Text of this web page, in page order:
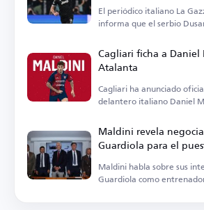
El periódico italiano La
informa que el serbio
Cagliari ficha a
Atalanta
Cagliari ha anunciado
delantero italiano Daniel
Maldini revela
Guardiola para el
de Italia
Maldini habla sobre sus
Guardiola como